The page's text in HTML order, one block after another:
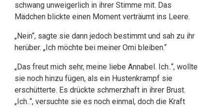
schwang unweigerlich in ihrer Stimme mit. Das
Mädchen blickte einen Moment verträumt ins Leere.
„Nein“, sagte sie dann jedoch bestimmt und sah zu ihr
herüber. „Ich möchte bei meiner Omi bleiben.“
„Das freut mich sehr, meine liebe Annabel. Ich..“, wollte
sie noch hinzu fügen, als ein Hustenkrampf sie
erschütterte. Es drückte schmerzhaft in ihrer Brust.
„Ich..“, versuchte sie es noch einmal, doch die Kraft